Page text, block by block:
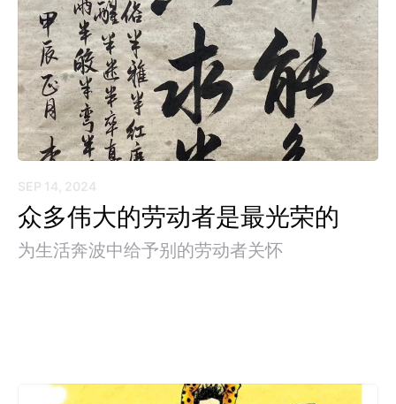
SEP 14, 2024
众多伟大的劳动者是最光荣的
为生活奔波中给予别的劳动者关怀